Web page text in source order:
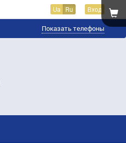
Ua Ru Вход
Показать телефоны